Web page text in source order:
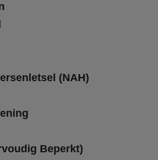
(NAH)
Beperkt)